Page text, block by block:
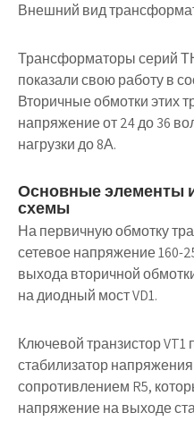
Внешний вид
Трансформаторы серий
показали свою работу в
Вторичные обмотки этих
напряжение от 24 до 36
нагрузки до 8А.
Основные элементы
схемы
На первичную обмотку
сетевое напряжение 160-
выхода вторичной
на диодный мост VD1.
Ключевой транзистор
стабилизатор
сопротивлением R5,
напряжение на выходе